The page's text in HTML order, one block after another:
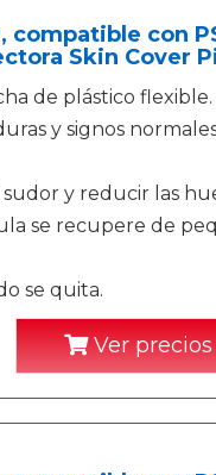
con
Skin Cover
de plástico flexible.
y signos
y reducir las
se recupere de
se quita.
Ver